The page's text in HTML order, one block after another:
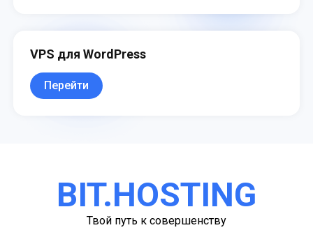
VPS для WordPress
Перейти
BIT.HOSTING
Твой путь к совершенству